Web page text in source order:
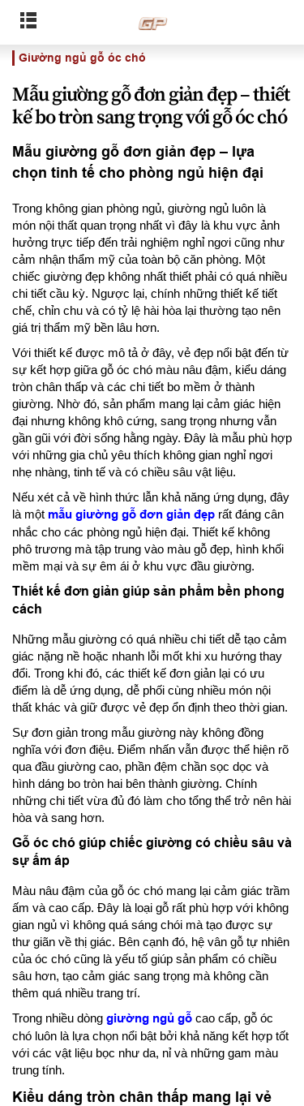
Giường ngủ gỗ óc chó
Mẫu giường gỗ đơn giản đẹp – thiết
kế bo tròn sang trọng với gỗ óc chó
Mẫu giường gỗ đơn giản đẹp – lựa
chọn tinh tế cho phòng ngủ hiện đại
Trong không gian phòng ngủ, giường ngủ luôn là
món nội thất quan trọng nhất vì đây là khu vực ảnh
hưởng trực tiếp đến trải nghiệm nghỉ ngơi cũng như
cảm nhận thẩm mỹ của toàn bộ căn phòng. Một
chiếc giường đẹp không nhất thiết phải có quá nhiều
chi tiết cầu kỳ. Ngược lại, chính những thiết kế tiết
chế, chỉn chu và có tỷ lệ hài hòa lại thường tạo nên
giá trị thẩm mỹ bền lâu hơn.
Với thiết kế được mô tả ở đây, vẻ đẹp nổi bật đến từ
sự kết hợp giữa gỗ óc chó màu nâu đậm, kiểu dáng
tròn chân thấp và các chi tiết bo mềm ở thành
giường. Nhờ đó, sản phẩm mang lại cảm giác hiện
đại nhưng không khô cứng, sang trọng nhưng vẫn
gần gũi với đời sống hằng ngày. Đây là mẫu phù hợp
với những gia chủ yêu thích không gian nghỉ ngơi
nhẹ nhàng, tinh tế và có chiều sâu vật liệu.
Nếu xét cả về hình thức lẫn khả năng ứng dụng, đây
là một mẫu giường gỗ đơn giản đẹp rất đáng cân
nhắc cho các phòng ngủ hiện đại. Thiết kế không
phô trương mà tập trung vào màu gỗ đẹp, hình khối
mềm mại và sự êm ái ở khu vực đầu giường.
Thiết kế đơn giản giúp sản phẩm bền phong
cách
Những mẫu giường có quá nhiều chi tiết dễ tạo cảm
giác nặng nề hoặc nhanh lỗi mốt khi xu hướng thay
đổi. Trong khi đó, các thiết kế đơn giản lại có ưu
điểm là dễ ứng dụng, dễ phối cùng nhiều món nội
thất khác và giữ được vẻ đẹp ổn định theo thời gian.
Sự đơn giản trong mẫu giường này không đồng
nghĩa với đơn điệu. Điểm nhấn vẫn được thể hiện rõ
qua đầu giường cao, phần đệm chần sọc dọc và
hình dáng bo tròn hai bên thành giường. Chính
những chi tiết vừa đủ đó làm cho tổng thể trở nên hài
hòa và sang hơn.
Gỗ óc chó giúp chiếc giường có chiều sâu và
sự ấm áp
Màu nâu đậm của gỗ óc chó mang lại cảm giác trầm
ấm và cao cấp. Đây là loại gỗ rất phù hợp với không
gian ngủ vì không quá sáng chói mà tạo được sự
thư giãn về thị giác. Bên cạnh đó, hệ vân gỗ tự nhiên
của óc chó cũng là yếu tố giúp sản phẩm có chiều
sâu hơn, tạo cảm giác sang trọng mà không cần
thêm quá nhiều trang trí.
Trong nhiều dòng giường ngủ gỗ cao cấp, gỗ óc
chó luôn là lựa chọn nổi bật bởi khả năng kết hợp tốt
với các vật liệu bọc như da, nỉ và những gam màu
trung tính.
Kiểu dáng tròn chân thấp mang lại vẻ